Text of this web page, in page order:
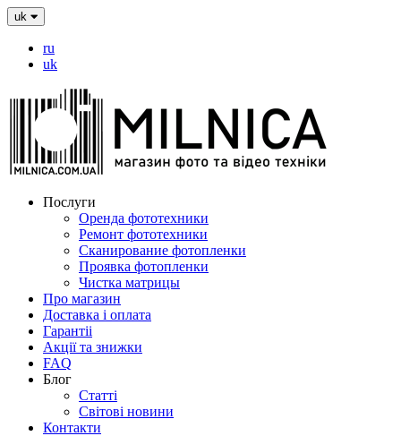
uk
ru
uk
Послуги
Оренда фототехники
Ремонт фототехники
Сканирование фотопленки
Проявка фотопленки
Чистка матрицы
Про магазин
Доставка і оплата
Гарантіі
Акції та знижки
FAQ
Блог
Статті
Світові новини
Контакти